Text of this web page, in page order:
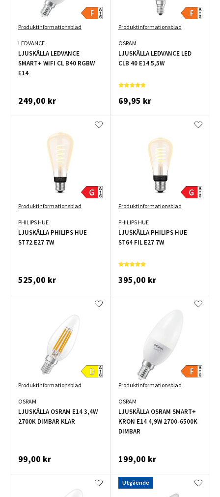
Produktinformationsblad
LEDVANCE
LJUSKÄLLA LEDVANCE
SMART+ WIFI CL B40 RGBW
E14
249,00 kr
Produktinformationsblad
OSRAM
LJUSKÄLLA LEDVANCE LED
CLB 40 E14 5,5W
69,95 kr
Produktinformationsblad
PHILIPS HUE
LJUSKÄLLA PHILIPS HUE
ST72 E27 7W
525,00 kr
Produktinformationsblad
PHILIPS HUE
LJUSKÄLLA PHILIPS HUE
ST64 FIL E27 7W
395,00 kr
Produktinformationsblad
OSRAM
LJUSKÄLLA OSRAM E14 3,4W
2700K DIMBAR KLAR
99,00 kr
Produktinformationsblad
OSRAM
LJUSKÄLLA OSRAM SMART+
KRON E14 4,9W 2700-6500K
DIMBAR
199,00 kr
Utgående